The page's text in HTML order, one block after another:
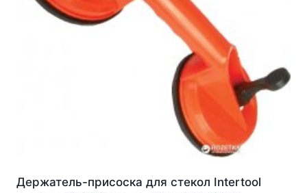
Держатель-присоска для стекол Intertool